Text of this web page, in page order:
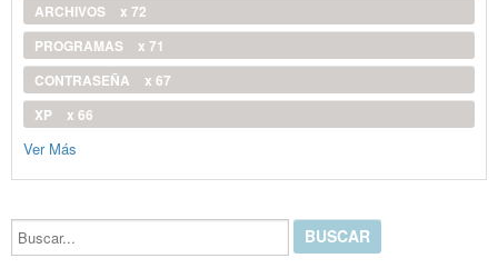
ARCHIVOS
x 72
PROGRAMAS
x 71
CONTRASEÑA
x 67
XP
x 66
Ver Más
Buscar...